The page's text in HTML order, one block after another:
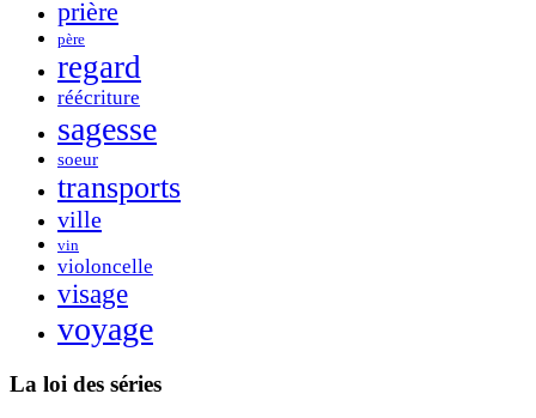
prière
père
regard
réécriture
sagesse
soeur
transports
ville
vin
violoncelle
visage
voyage
La loi des séries